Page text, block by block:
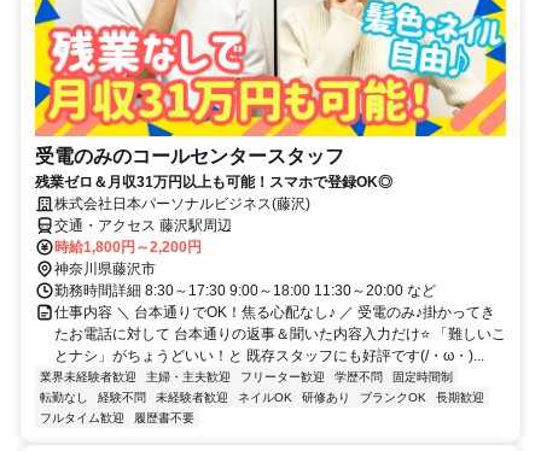
受電のみのコールセンタースタッフ
残業ゼロ＆月収31万円以上も可能！スマホで登録OK◎
株式会社日本パーソナルビジネス(藤沢)
交通・アクセス 藤沢駅周辺
時給1,800円～2,200円
神奈川県藤沢市
勤務時間詳細 8:30～17:30 9:00～18:00 11:30～20:00 など
仕事内容 ＼ 台本通りでOK！焦る心配なし♪ ／ 受電のみ♪掛かってき
たお電話に対して 台本通りの返事＆聞いた内容入力だけ⭐ 「難しいこ
とナシ」がちょうどいい！と 既存スタッフにも好評です(/・ω・)...
業界未経験者歓迎 主婦・主夫歓迎 フリーター歓迎 学歴不問
固定時間制
転勤なし
経験不問 未経験者歓迎 ネイルOK 研修あり ブランクOK
長期歓迎
フルタイム歓迎
履歴書不要